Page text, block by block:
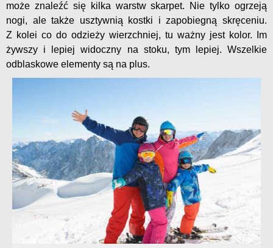
może znaleźć się kilka warstw skarpet. Nie tylko ogrzeją
nogi, ale także usztywnią kostki i zapobiegną skręceniu.
Z kolei co do odzieży wierzchniej, tu ważny jest kolor. Im
żywszy i lepiej widoczny na stoku, tym lepiej. Wszelkie
odblaskowe elementy są na plus.